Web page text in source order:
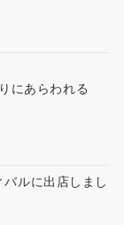
にあらわれる
ルに出店しまし